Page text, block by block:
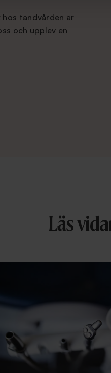
tandvården är
och upplev en
Läs